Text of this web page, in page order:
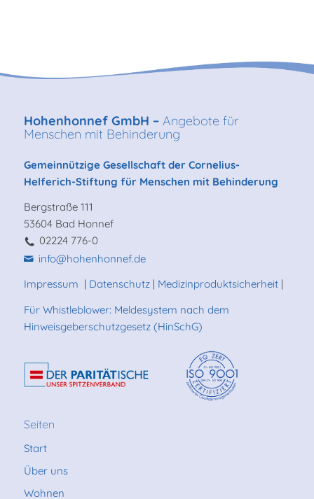
Hohenhonnef GmbH –Angebote für
Menschen mit Behinderung
Gemeinnützige Gesellschaft der Cornelius-
Helferich-Stiftung für Menschen mit Behinderung
Bergstraße 111
53604 Bad Honnef
02224 776-0
info@hohenhonnef.de
Impressum | Datenschutz| Medizinproduktsicherheit|
Für Whistleblower: Meldesystem nach dem
Hinweisgeberschutzgesetz (HinSchG)
Seiten
Start
Über uns
Wohnen